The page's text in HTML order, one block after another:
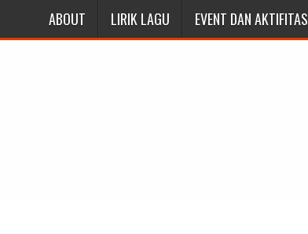
ABOUT LIRIK LAGU EVENT DAN AKTIFITAS